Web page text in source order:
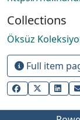
Collections
Öksüz
Full item